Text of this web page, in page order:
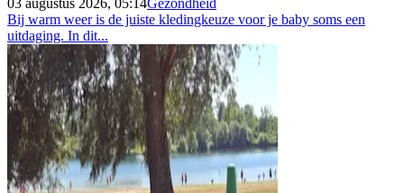
03 augustus 2026, 05:14Gezondheid
Bij warm weer is de juiste kledingkeuze voor je baby soms een
uitdaging. In dit...